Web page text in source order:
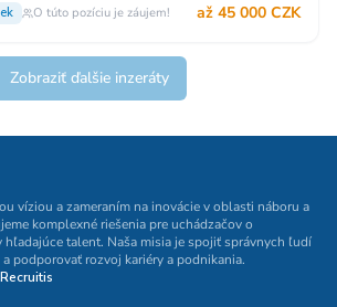
O túto pozíciu je záujem! až 45 000 CZK
Zobraziť ďalšie inzeráty
víziou a zameraním na inovácie v oblasti náboru a
komplexné riešenia pre uchádzačov o
hľadajúce talent. Naša misia je spojiť správnych ľudí
podporovať rozvoj kariéry a podnikania.